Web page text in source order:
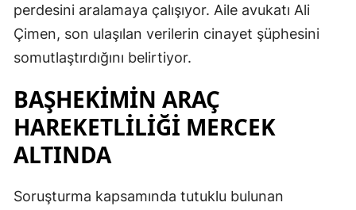
perdesini aralamaya çalışıyor. Aile avukatı Ali
Çimen, son ulaşılan verilerin cinayet şüphesini
somutlaştırdığını belirtiyor.
BAŞHEKİMİN ARAÇ
HAREKETLİLİĞİ MERCEK
ALTINDA
Soruşturma kapsamında tutuklu bulunan